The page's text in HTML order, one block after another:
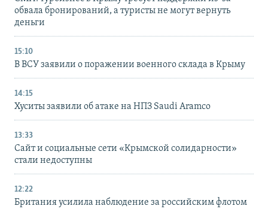
обвала бронирований, а туристы не могут вернуть
деньги
15:10
В ВСУ заявили о поражении военного склада в Крыму
14:15
Хуситы заявили об атаке на НПЗ Saudi Aramco
13:33
Сайт и социальные сети «Крымской солидарности»
стали недоступны
12:22
Британия усилила наблюдение за российским флотом